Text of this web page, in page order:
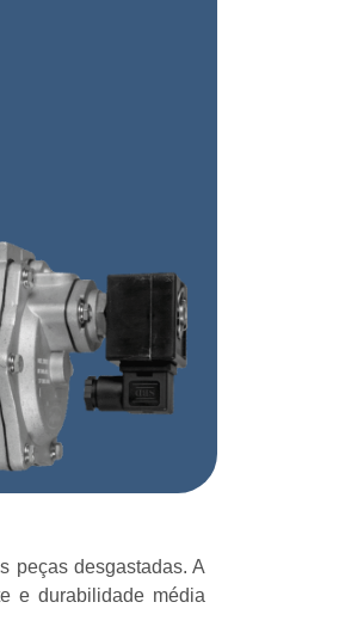
peças desgastadas. A
e durabilidade média